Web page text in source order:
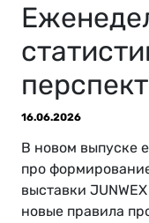
16.06.2026
В новом выпуске
про
выставки
новые правила